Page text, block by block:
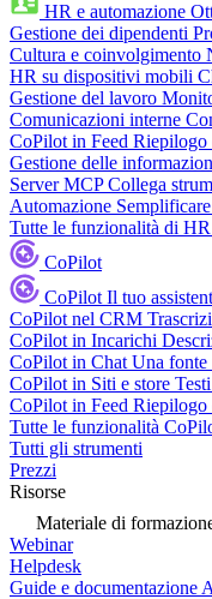
HR e automazione
Gestione dei dipendenti
Cultura e coinvolgimento
HR su dispositivi mobili
Gestione del lavoro
Comunicazioni interne
CoPilot in Feed Riepilogo
Gestione delle
Server MCP Collega
Automazione
Tutte le funzionalità di
CoPilot
CoPilot Il tuo
CoPilot nel CRM
CoPilot in Incarichi
CoPilot in Chat Una fonte
CoPilot in Siti e store
CoPilot in Feed Riepilogo
Tutte le funzionalità
Tutti gli strumenti
Prezzi
Risorse
Materiale di
Webinar
Helpdesk
Guide e documentazione